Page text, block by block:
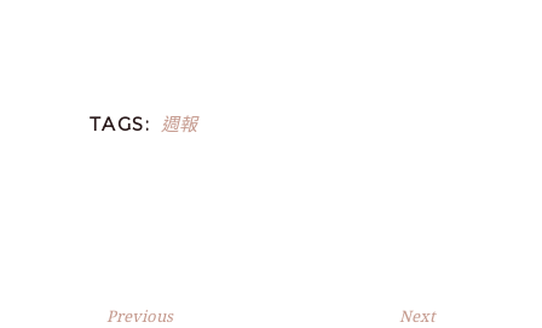
TAGS: 週報
Previous Next